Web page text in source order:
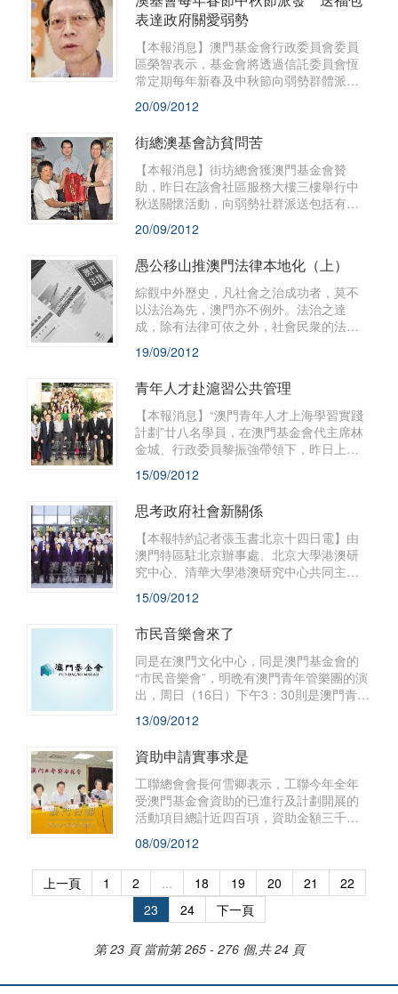
表達政府關愛弱勢
【本報消息】澳門基金會行政委員會委員
區榮智表示，基金會將透過信託委員會恆
常定期每年新春及中秋節向弱勢群體派贈
節日福包，表達政府的關愛。
20/09/2012
街總澳基會訪貧問苦
【本報消息】街坊總會獲澳門基金會贊
助，昨日在該會社區服務大樓三樓舉行中
秋送關懷活動，向弱勢社群派送包括有應
節禮品及生活必需食品等的福包，藉此向
他們送上中秋的關懷和祝福。
20/09/2012
愚公移山推澳門法律本地化（上）
綜觀中外歷史，凡社會之治成功者，莫不
以法治為先，澳門亦不例外。法治之達
成，除有法律可依之外，社會民衆的法律
意識、法律知識等亦同為不可或缺。
19/09/2012
青年人才赴滬習公共管理
【本報消息】“澳門青年人才上海學習實踐
計劃”廿八名學員，在澳門基金會代主席林
金城、行政委員黎振強帶領下，昨日上午
十時四十分從澳門國際機場乘機啟程前往
上海，出席今日在上海行政學院舉行的開
15/09/2012
思考政府社會新關係
【本報特約記者張玉書北京十四日電】由
澳門特區駐北京辦事處、北京大學港澳研
究中心、清華大學港澳研究中心共同主辦
的“澳門特區政制發展與法律改革”學術研討
會今日在北京大學法學院凱原樓舉行。
15/09/2012
市民音樂會來了
同是在澳門文化中心，同是澳門基金會的
“市民音樂會”，明晩有澳門青年管樂團的演
出，周日（16日）下午3：30則是澳門青年
交響樂團“澳門樂壇新一代2012”音樂會。
13/09/2012
資助申請實事求是
工聯總會會長何雪卿表示，工聯今年全年
受澳門基金會資助的已進行及計劃開展的
活動項目總計近四百項，資助金額三千八
百萬元，隨着開辦活動增加，資助亦相應
提升。
08/09/2012
上一頁 1 2 ... 18 19 20 21
22
23
24 下一頁
第 23 頁 當前第 265 - 276 個,共 24 頁